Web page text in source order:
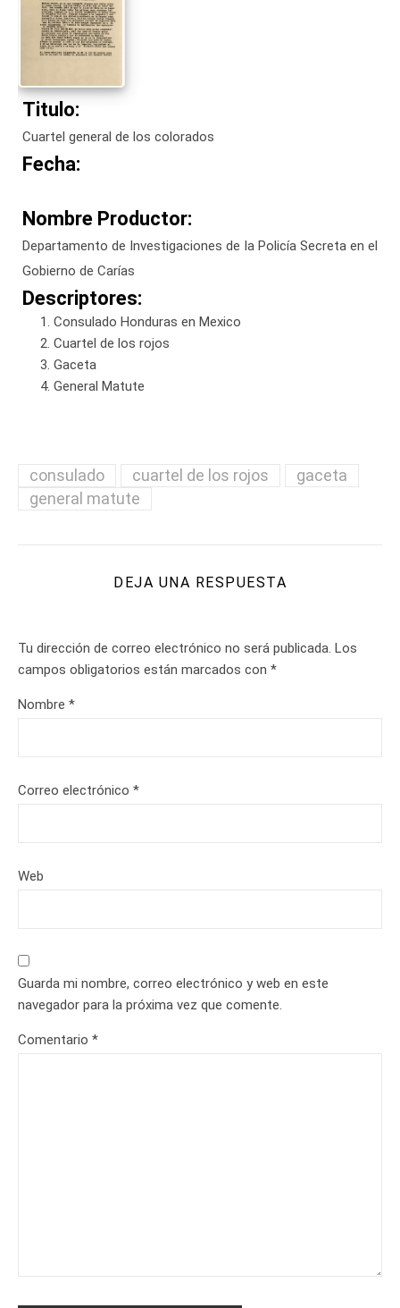
Titulo:
Cuartel general de los colorados
Fecha:
Nombre Productor:
Departamento de Investigaciones de la Policía Secreta en el
Gobierno de Carías
Descriptores:
Consulado Honduras en Mexico
Cuartel de los rojos
Gaceta
General Matute
consulado cuartel de los rojos
gaceta
general matute
DEJA UNA RESPUESTA
Tu dirección de correo electrónico no será publicada. Los
campos obligatorios están marcados con *
Nombre *
Correo electrónico *
Web
Guarda mi nombre, correo electrónico y web en este
navegador para la próxima vez que comente.
Comentario *